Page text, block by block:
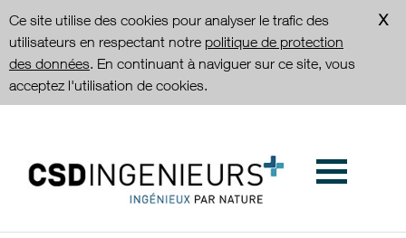
Ce site utilise des cookies pour analyser le trafic des
utilisateurs en respectant notre politique de protection
des données. En continuant à naviguer sur ce site, vous
acceptez l'utilisation de cookies.